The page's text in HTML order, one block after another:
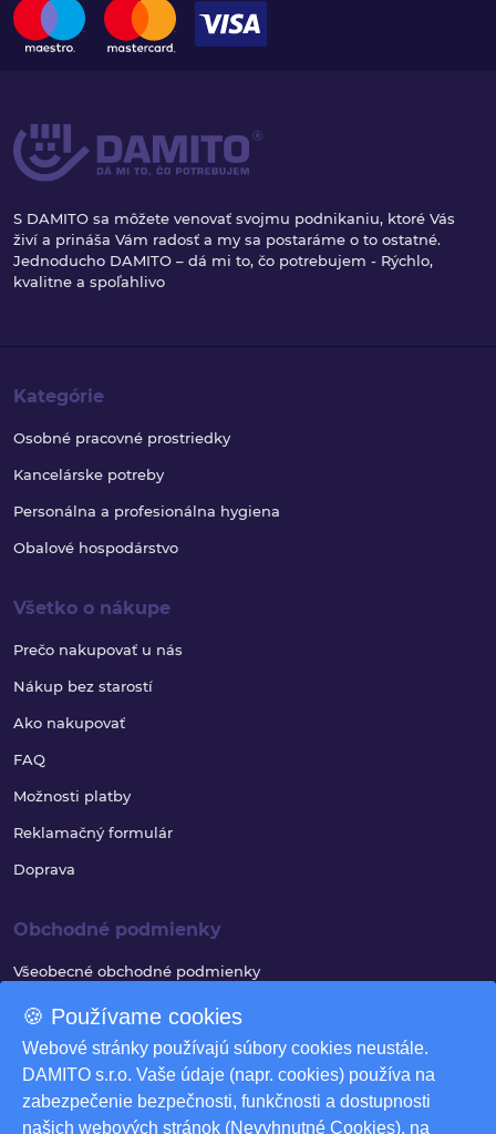
🍪 Používame cookies
Webové stránky používajú súbory cookies neustále.
DAMITO s.r.o. Vaše údaje (napr. cookies) používa na
zabezpečenie bezpečnosti, funkčnosti a dostupnosti
našich webových stránok (Nevyhnutné Cookies), na
S DAMITO sa môžete venovať svojmu podnikaniu, ktoré Vás
živí a prináša Vám radosť a my sa postaráme o to ostatné.
Jednoducho DAMITO – dá mi to, čo potrebujem - Rýchlo,
kvalitne a spoľahlivo
Kategórie
Osobné pracovné prostriedky
Kancelárske potreby
Personálna a profesionálna hygiena
Obalové hospodárstvo
Všetko o nákupe
Prečo nakupovať u nás
Nákup bez starostí
Ako nakupovať
FAQ
Možnosti platby
Reklamačný formulár
Doprava
Obchodné podmienky
Všeobecné obchodné podmienky
Reklamačný poriadok
Ochrana osobných údajov
Využívanie súborov cookies
Odstúpenie od zmluvy